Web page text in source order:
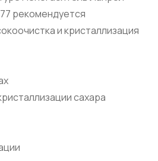
рекомендуется
и кристаллизация
сахара